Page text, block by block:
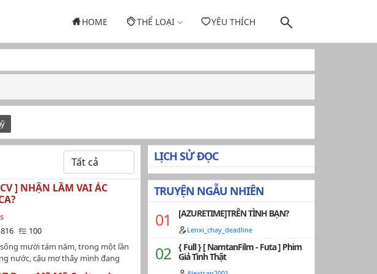
HOME THỂ LOẠI YÊU THÍCH
] NHẬN LẦM VAI ÁC
100
sống mười tám năm, trong một lần
nước, cậu mơ thấy mình đang
quyển sách.Trong sách, cậu là thiếu
LỊCH SỬ ĐỌC
TRUYỆN NGẪU NHIÊN
[AZURETIME]TRÊN TÌNH BẠN?
Lenxi_chay_deadline
{ Full } [ NamtanFilm - Futa ] Phim
Giả Tình Thật